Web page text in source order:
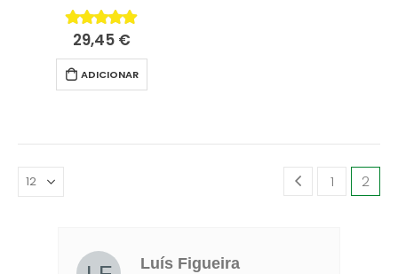
5.00fora de 5
29,45 €
ADICIONAR
1 2
Luís Figueira